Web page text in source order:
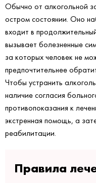
Обычно от алкогольной
остром состоянии. Оно
входит в
вызывает болезненные
за которых человек не
предпочтительнее
Чтобы устранить
наличие согласия
противопоказания к
экстренная помощь, а
реабилитации.
Правила